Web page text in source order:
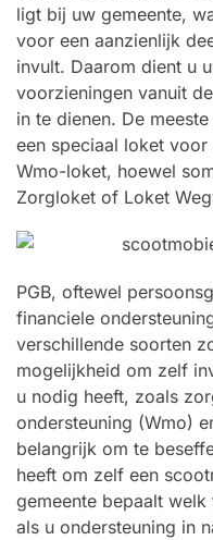
ligt bij uw gemeente,
voor een aanzienlijk
invult. Daarom dient u
voorzieningen vanuit
in te dienen. De
een speciaal loket
Wmo-loket, hoewel
Zorgloket of Loket
PGB, oftewel
financiele
verschillende soorten
mogelijkheid om zelf
u nodig heeft, zoals
ondersteuning (Wmo)
belangrijk om te
heeft om zelf een
gemeente bepaalt
als u ondersteuning in